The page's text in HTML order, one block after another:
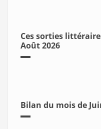
Ces sorties
Août 2026
Bilan du mois de